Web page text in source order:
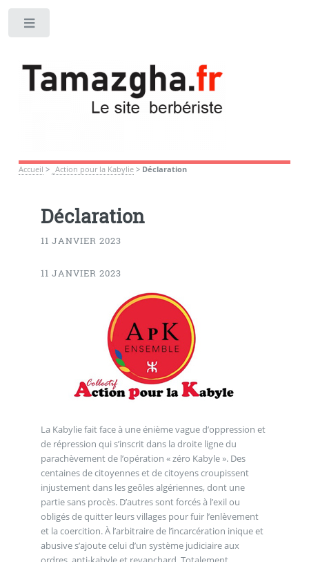
Accueil > _Action pour la Kabylie> Déclaration
Déclaration
11 JANVIER 2023
11 JANVIER 2023
La Kabylie fait face à une énième vague d’oppression et
de répression qui s’inscrit dans la droite ligne du
parachèvement de l’opération « zéro Kabyle ». Des
centaines de citoyennes et de citoyens croupissent
injustement dans les geôles algériennes, dont une
partie sans procès. D’autres sont forcés à l’exil ou
obligés de quitter leurs villages pour fuir l’enlèvement
et la coercition. À l’arbitraire de l’incarcération inique et
abusive s’ajoute celui d’un système judiciaire aux